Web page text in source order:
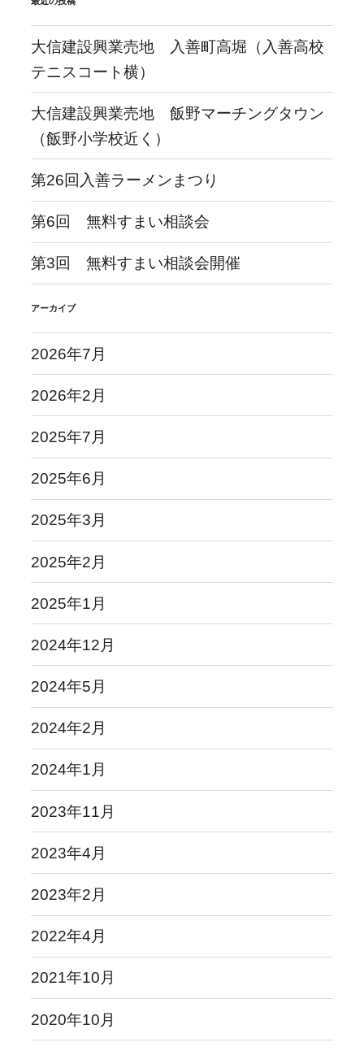
大信建設興業売地 入善町高堀（入善高校
テニスコート横）
大信建設興業売地 飯野マーチングタウン
（飯野小学校近く）
第26回入善ラーメンまつり
第6回 無料すまい相談会
第3回 無料すまい相談会開催
アーカイブ
2026年7月
2026年2月
2025年7月
2025年6月
2025年3月
2025年2月
2025年1月
2024年12月
2024年5月
2024年2月
2024年1月
2023年11月
2023年4月
2023年2月
2022年4月
2021年10月
2020年10月